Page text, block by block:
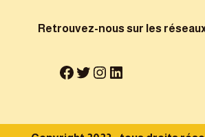
Retrouvez-nous sur les